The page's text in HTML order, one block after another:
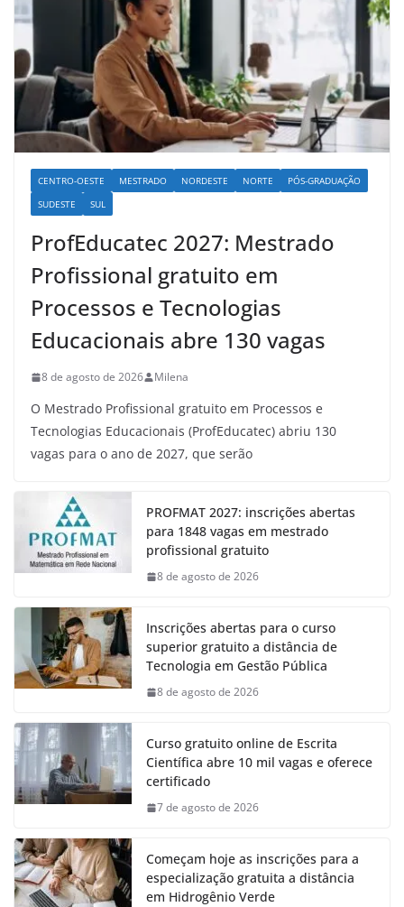
CENTRO-OESTE MESTRADO NORDESTE NORTE
PÓS-GRADUAÇÃO
SUDESTE
SUL
ProfEducatec 2027: Mestrado
Profissional gratuito em
Processos e Tecnologias
Educacionais abre 130 vagas
8 de agosto de 2026 Milena
O Mestrado Profissional gratuito em Processos e
Tecnologias Educacionais (ProfEducatec) abriu 130
vagas para o ano de 2027, que serão
PROFMAT 2027: inscrições abertas
para 1848 vagas em mestrado
profissional gratuito
8 de agosto de 2026
Inscrições abertas para o curso
superior gratuito a distância de
Tecnologia em Gestão Pública
8 de agosto de 2026
Curso gratuito online de Escrita
Científica abre 10 mil vagas e oferece
certificado
7 de agosto de 2026
Começam hoje as inscrições para a
especialização gratuita a distância
em Hidrogênio Verde